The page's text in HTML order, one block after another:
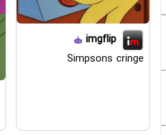
imgflip
Simpsons cringe